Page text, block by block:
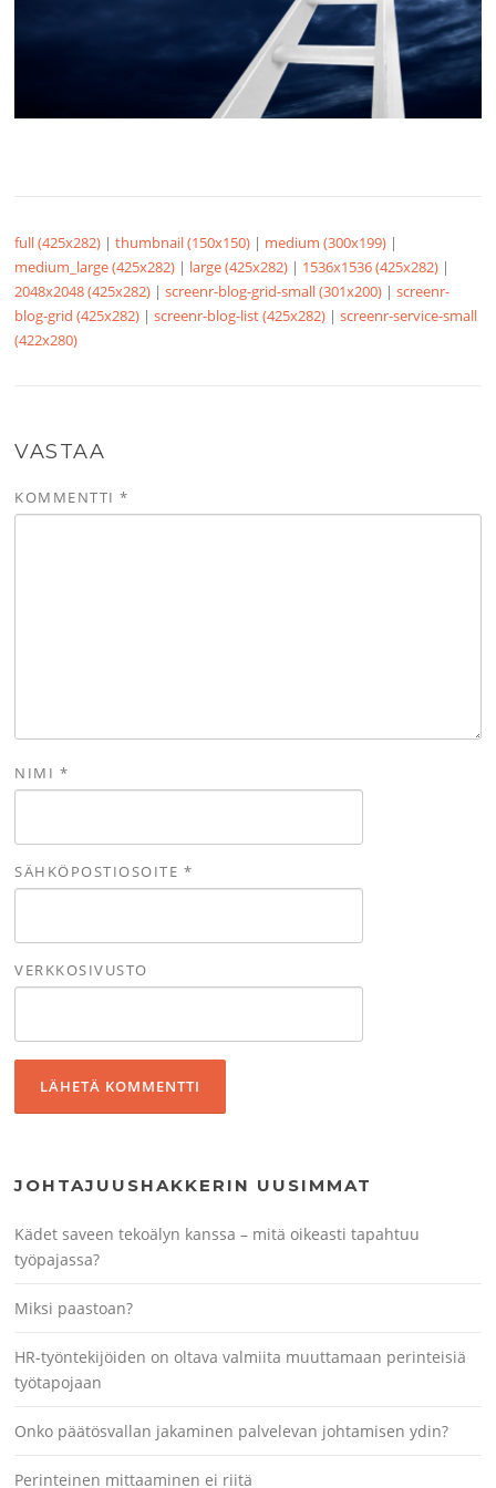
full (425x282) |thumbnail (150x150) | medium (300x199) |
medium_large (425x282) | large (425x282) | 1536x1536 (425x282) |
2048x2048 (425x282) |screenr-blog-grid-small (301x200) |screenr-
blog-grid (425x282) |screenr-blog-list (425x282) |screenr-service-small
(422x280)
VASTAA
KOMMENTTI*
NIMI *
SÄHKÖPOSTIOSOITE *
VERKKOSIVUSTO
JOHTAJUUSHAKKERIN UUSIMMAT
Kädet saveen tekoälyn kanssa – mitä oikeasti tapahtuu
työpajassa?
Miksi paastoan?
HR-työntekijöiden on oltava valmiita muuttamaan perinteisiä
työtapojaan
Onko päätösvallan jakaminen palvelevan johtamisen ydin?
Perinteinen mittaaminen ei riitä